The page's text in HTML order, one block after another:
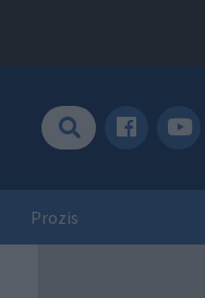
Prozis